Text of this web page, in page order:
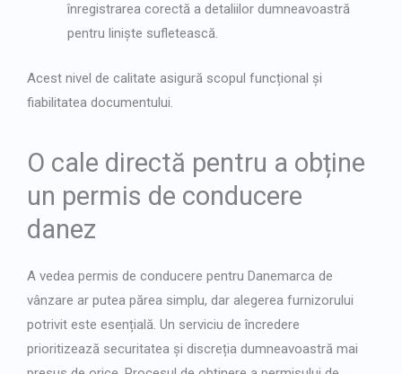
înregistrarea corectă a detaliilor dumneavoastră
pentru liniște sufletească.
Acest nivel de calitate asigură scopul funcțional și
fiabilitatea documentului.
O cale directă pentru a obține
un permis de conducere
danez
A vedea permis de conducere pentru Danemarca de
vânzare ar putea părea simplu, dar alegerea furnizorului
potrivit este esențială. Un serviciu de încredere
prioritizează securitatea și discreția dumneavoastră mai